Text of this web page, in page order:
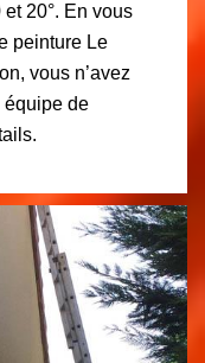
20°. En vous
peinture Le
vous n’avez
équipe de